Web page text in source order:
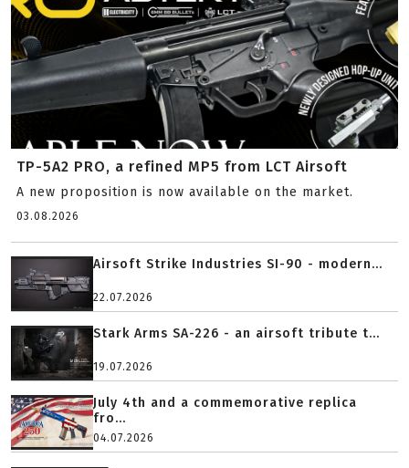
TP-5A2 PRO, a refined MP5 from LCT Airsoft
A new proposition is now available on the market.
03.08.2026
Airsoft Strike Industries SI-90 - modern...
22.07.2026
Stark Arms SA-226 - an airsoft tribute t...
19.07.2026
July 4th and a commemorative replica
fro...
04.07.2026